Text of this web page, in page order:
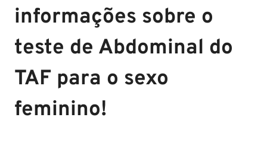
informações sobre o
teste de Abdominal do
TAF para o sexo
feminino!